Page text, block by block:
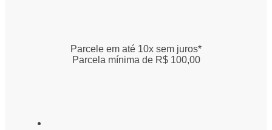
Parcele em até 10x sem juros*
Parcela mínima de R$ 100,00